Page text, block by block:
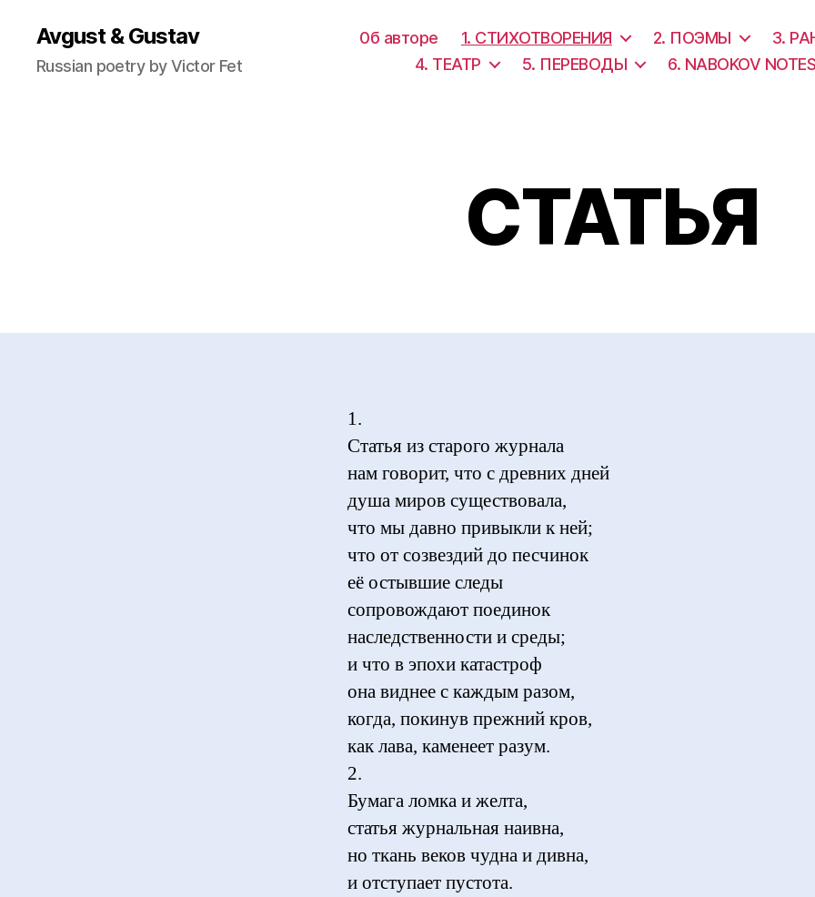
Avgust & Gustav
Russian poetry by Victor Fet
0б авторе 1. СТИХОТВОРЕНИЯ 2. ПОЭМЫ
3.
4. ТЕАТР
5. ПЕРЕВОДЫ 6. NABOKOV NOTES
СТАТЬЯ
1.
Статья из старого журнала
нам говорит, что с древних дней
душа миров существовала,
что мы давно привыкли к ней;
что от созвездий до песчинок
её остывшие следы
сопровождают поединок
наследственности и среды;
и что в эпохи катастроф
она виднее с каждым разом,
когда, покинув прежний кров,
как лава, каменеет разум.
2.
Бумага ломка и желта,
статья журнальная наивна,
но ткань веков чудна и дивна,
и отступает пустота.